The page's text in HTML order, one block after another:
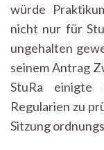
würde
nicht nur für
ungehalten
seinem Antrag
StuRa einigte
Regularien zu
Sitzung